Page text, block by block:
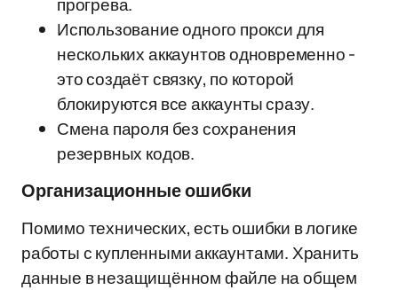
Использование одного прокси для
нескольких аккаунтов одновременно -
это создаёт связку, по которой
блокируются все аккаунты сразу.
Смена пароля без сохранения
резервных кодов.
Организационные ошибки
Помимо технических, есть ошибки в логике
работы с купленными аккаунтами. Хранить
данные в незащищённом файле на общем